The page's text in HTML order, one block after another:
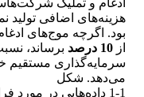
هزینه‌های اضافی تولید
بود. اگرچه موج‌های
از 10 درصد برساند،
سرمایه‌گذاری مستقیم
می‌دهد. شکل